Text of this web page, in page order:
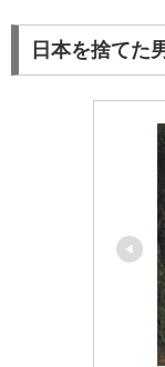
日本を捨てた